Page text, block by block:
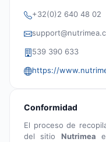
+32(0)2 640 48 02
539 390 633
https://
Conformidad
El proceso de
del sitio Nutrimea